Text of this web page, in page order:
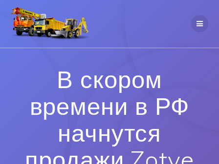
В скором
времени в РФ
начнутся